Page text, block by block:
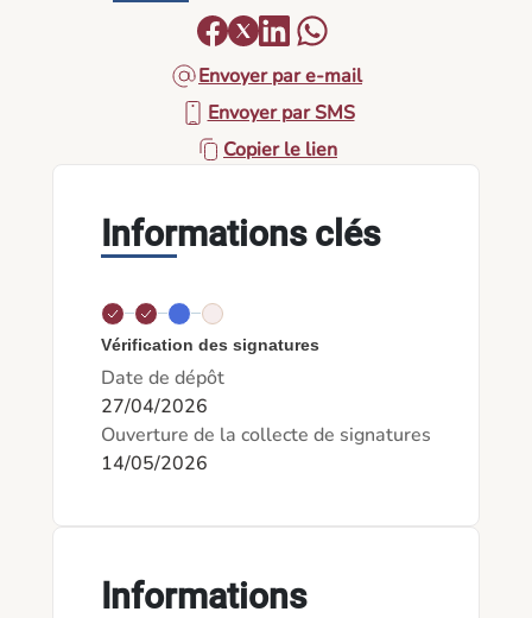
Envoyer par e-mail
Envoyer par SMS
Copier le lien
Informations clés
Vérification des signatures
Date de dépôt
27/04/2026
Ouverture de la collecte de signatures
14/05/2026
Informations